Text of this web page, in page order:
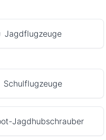
Jagdflugzeuge
Schulflugzeuge
Jagdhubschrauber